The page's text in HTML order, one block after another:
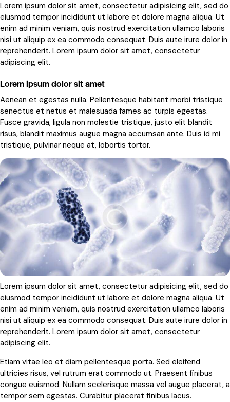
Lorem ipsum dolor sit amet, consectetur adipisicing elit, sed do
eiusmod tempor incididunt ut labore et dolore magna aliqua. Ut
enim ad minim veniam, quis nostrud exercitation ullamco laboris
nisi ut aliquip ex ea commodo consequat. Duis aute irure dolor in
reprehenderit. Lorem ipsum dolor sit amet, consectetur
adipiscing elit.
Lorem ipsum dolor sit amet
Aenean et egestas nulla. Pellentesque habitant morbi tristique
senectus et netus et malesuada fames ac turpis egestas.
Fusce gravida, ligula non molestie tristique, justo elit blandit
risus, blandit maximus augue magna accumsan ante. Duis id mi
tristique, pulvinar neque at, lobortis tortor.
Lorem ipsum dolor sit amet, consectetur adipisicing elit, sed do
eiusmod tempor incididunt ut labore et dolore magna aliqua. Ut
enim ad minim veniam, quis nostrud exercitation ullamco laboris
nisi ut aliquip ex ea commodo consequat. Duis aute irure dolor in
reprehenderit. Lorem ipsum dolor sit amet, consectetur
adipiscing elit.
Etiam vitae leo et diam pellentesque porta. Sed eleifend
ultricies risus, vel rutrum erat commodo ut. Praesent finibus
congue euismod. Nullam scelerisque massa vel augue placerat, a
tempor sem egestas. Curabitur placerat finibus lacus.